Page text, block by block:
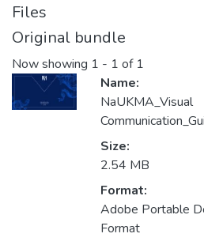
Files
Original bundle
Now showing 1 - 1 of 1
Name:
NaUKMA_Visual
Size:
2.54 MB
Format:
Adobe Portable
Format